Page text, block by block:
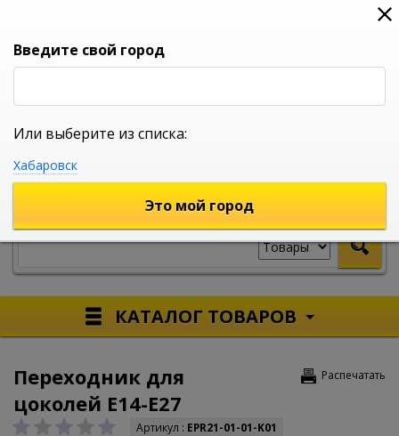
0
УНИВЕРСАЛЬНЫЙ ИНТЕРНЕТ МАГАЗИН
КАТАЛОГ ТОВАРОВ
Распечатать
Переходник для
цоколей E14-E27
Артикул : EPR21-01-01-K01
Введите свой город
Или выберите из списка:
Хабаровск
Это мой город